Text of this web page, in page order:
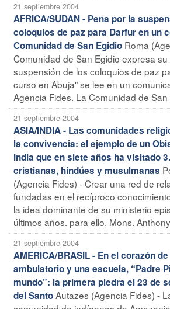
21 septiembre 2004
AFRICA/SUDAN - Pena por la
coloquios de paz para Darfur en un
Comunidad de San Egidio Roma
Comunidad de San Egidio expresa
suspensión de los coloquios de paz
curso en Abuja" se lee en un
Agencia Fides. La Comunidad de San
21 septiembre 2004
ASIA/INDIA - Las comunidades
la convivencia: el ejemplo de un
India que en siete años ha visitado
cristianas, hindúes y musulmanas
(Agencia Fides) - Crear una red de
fundadas en el recíproco
la idea dominante de su ministerio
últimos años. para ello, Mons.
21 septiembre 2004
AMERICA/BRASIL - En el corazón
ambulatorio y una escuela, “Padre
mundo”: la primera piedra el 23 de
del SantoAutazes (Agencia Fides) -